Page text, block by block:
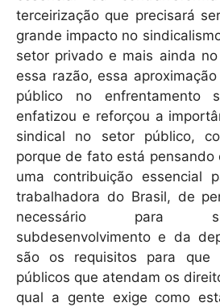
terceirização que precisará
grande impacto no
setor privado e mais ainda
essa razão, essa
público no enfrentamento
enfatizou e reforçou a
sindical no setor público,
porque de fato está pensando
uma contribuição essencial
trabalhadora do Brasil, de
necessário para
subdesenvolvimento e da
são os requisitos para que
públicos que atendam os
qual a gente exige como